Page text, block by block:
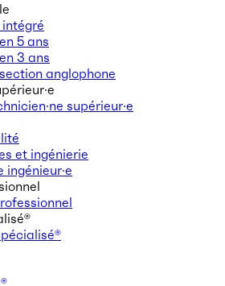
5 ans
3 ans
anglophone
supérieur·e
et ingénierie